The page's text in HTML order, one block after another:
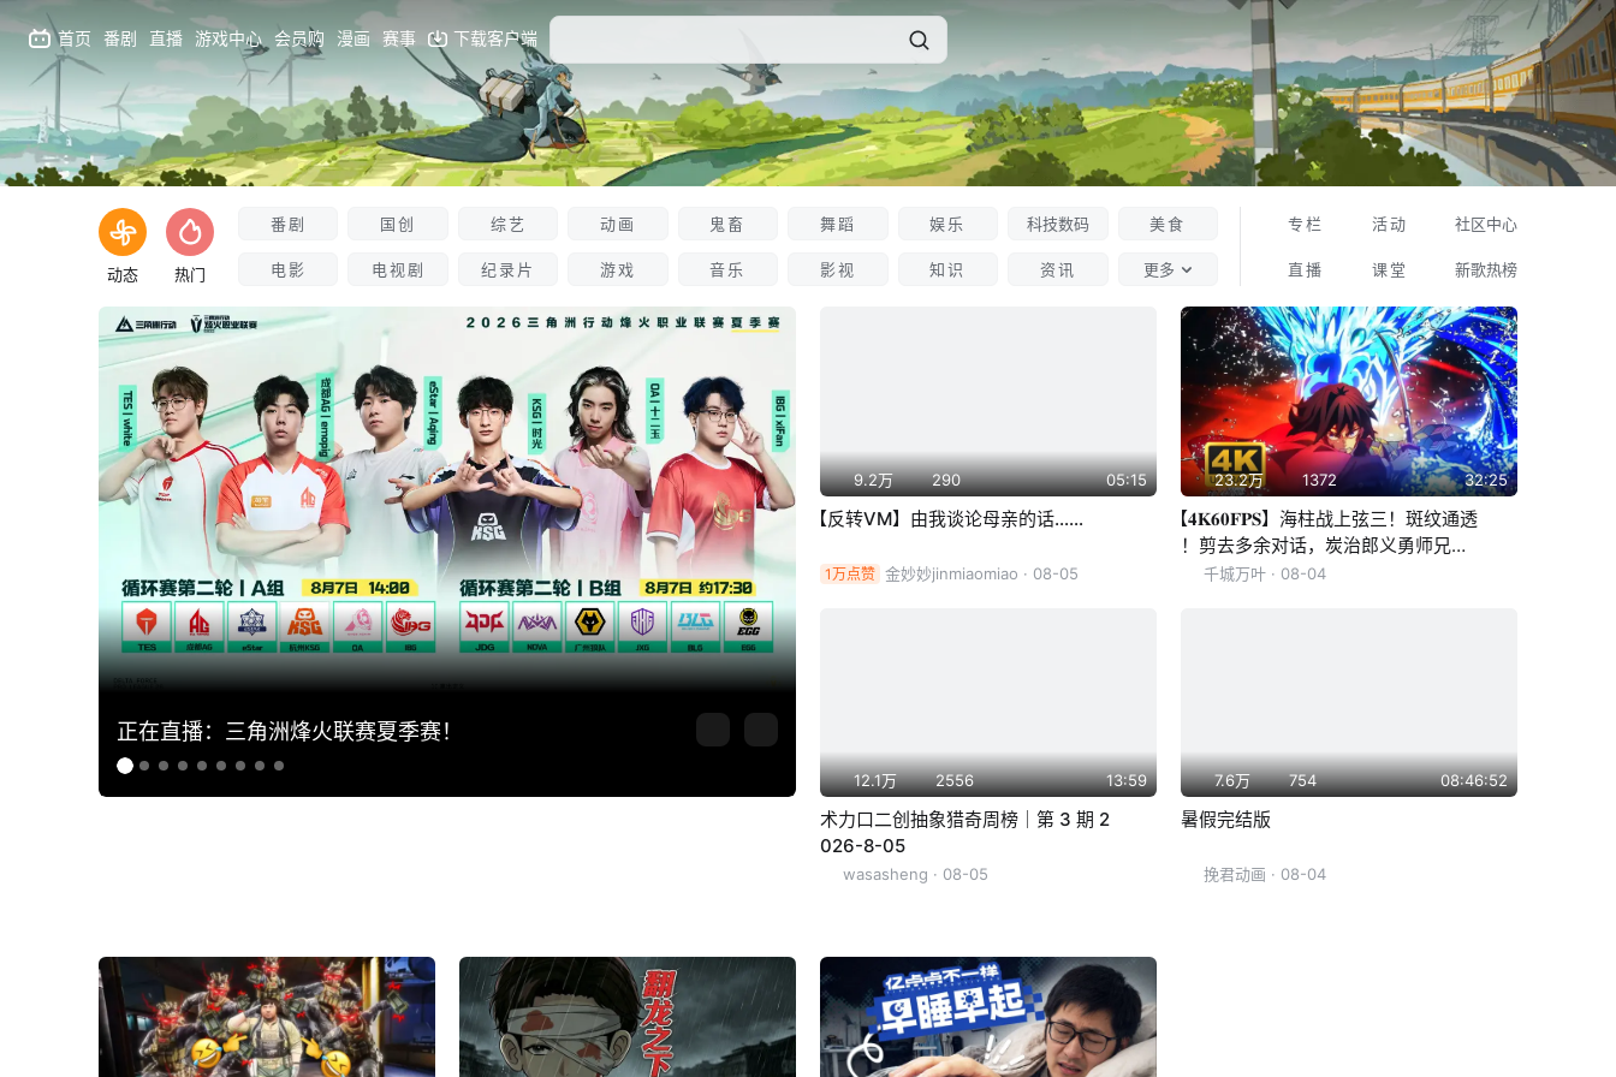
首页 番剧 直播 游戏中心 会员购 漫画 赛事 下载客户端
动态 热门
番剧
电影
国创
电视剧
综艺
纪录片
动画
游戏
鬼畜
音乐
舞蹈
影视
娱乐
知识
科技数码
资讯
美食
更多
专栏
直播
活动
课堂
社区中心
新歌热榜
正在直播：三角洲烽火联赛夏季赛！
9.2万 290 05:15
【反转VM】由我谈论母亲的话……
1万点赞 金妙妙jinmiaomiao · 08-05
23.2万 1372 32:25
【𝟒𝐊𝟔𝟎𝐅𝐏𝐒】海柱战上弦三！斑纹通透
！剪去多余对话，炭治郎义勇师兄弟
联手对决猗窝座！特效拉满的斩落上
千城万叶 · 08-04
12.1万 2556 13:59
术力口二创抽象猎奇周榜｜第 3 期 2
026-8-05
wasasheng · 08-05
7.6万 754 08:46:52
暑假完结版
挽君动画 · 08-04